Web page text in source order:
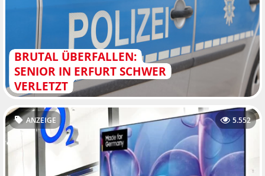
BRUTAL ÜBERFALLEN:
SENIOR IN ERFURT SCHWER
VERLETZT
ANZEIGE 5.552